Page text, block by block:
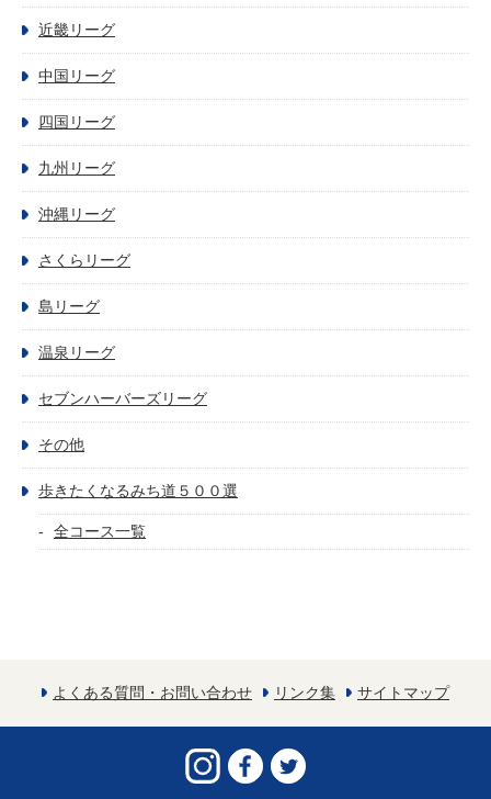
近畿リーグ
中国リーグ
四国リーグ
九州リーグ
沖縄リーグ
さくらリーグ
島リーグ
温泉リーグ
セブンハーバーズリーグ
その他
歩きたくなるみち道５００選
全コース一覧
よくある質問・お問い合わせ リンク集 サイトマップ